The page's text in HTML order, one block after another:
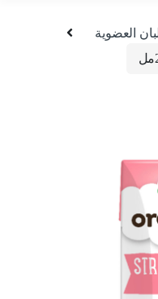
العضوية